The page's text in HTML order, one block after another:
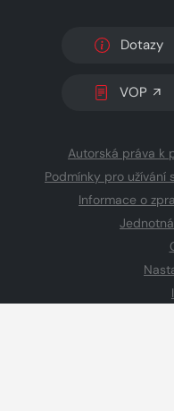
Dotazy
VOP
Autorská práva k
Podmínky pro užívání
Informace o